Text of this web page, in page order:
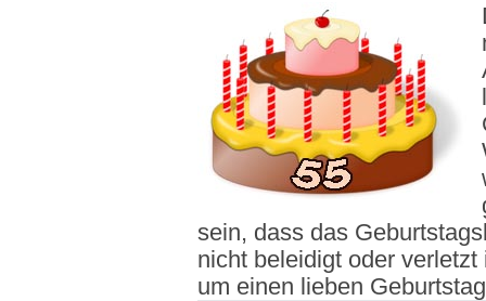
sein, dass das
nicht beleidigt oder
um einen lieben